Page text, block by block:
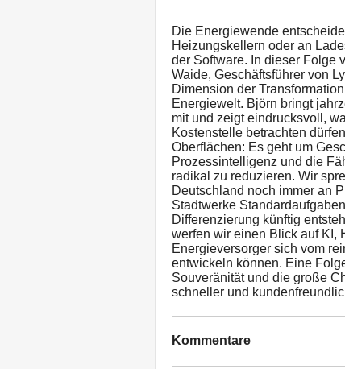
Die Energiewende
Heizungskellern oder an
der Software. In dieser Folge
Waide, Geschäftsführer von
Dimension der
Energiewelt. Björn bringt
mit und zeigt eindrucksvoll,
Kostenstelle betrachten
Oberflächen: Es geht um
Prozessintelligenz und die
radikal zu reduzieren. Wir
Deutschland noch immer an
Stadtwerke
Differenzierung künftig
werfen wir einen Blick auf KI,
Energieversorger sich vom
entwickeln können. Eine
Souveränität und die große
schneller und
Kommentare